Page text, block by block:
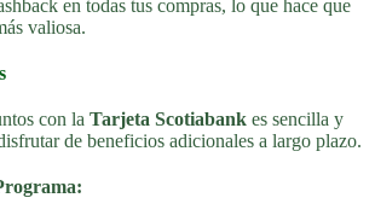
en todas tus compras, lo que hace que
valiosa.
con la Tarjeta Scotiabank es sencilla y
de beneficios adicionales a largo plazo.